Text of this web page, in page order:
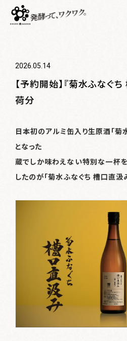
トップページ
Brewery Tour
カフェ
体験・イベント
Events & Experience
特別なお酒
Special SAKE
News
2026.05.14
【予約開始】『菊水ふなぐ
荷分
日本初のアルミ缶入り生原酒「菊
となった
蔵でしか味わえない特別な一杯
したのが「菊水ふなぐち 槽口直汲み